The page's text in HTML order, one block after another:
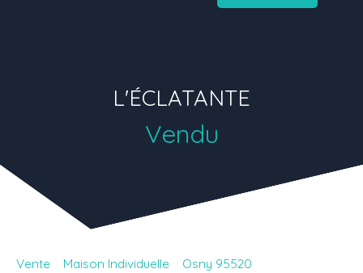
L'ÉCLATANTE
Vendu
Vente Maison Individuelle
Osny 95520